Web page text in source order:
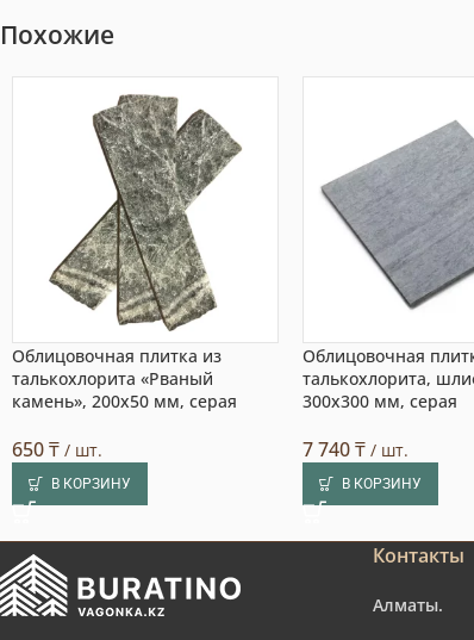
Похожие
Облицовочная плитка из
талькохлорита «Рваный
камень», 200х50 мм, серая
650₸ / шт.
В КОРЗИНУ
Облицовочная
талькохлорита,
300х300 мм, серая
7 740₸ / шт.
В КОРЗИНУ
Контакты
Алматы.